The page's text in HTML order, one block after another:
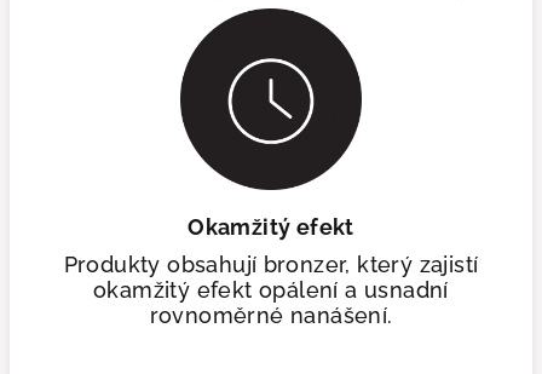
Okamžitý efekt
Produkty obsahují bronzer, který zajistí
okamžitý efekt opálení a usnadní
rovnoměrné nanášení.